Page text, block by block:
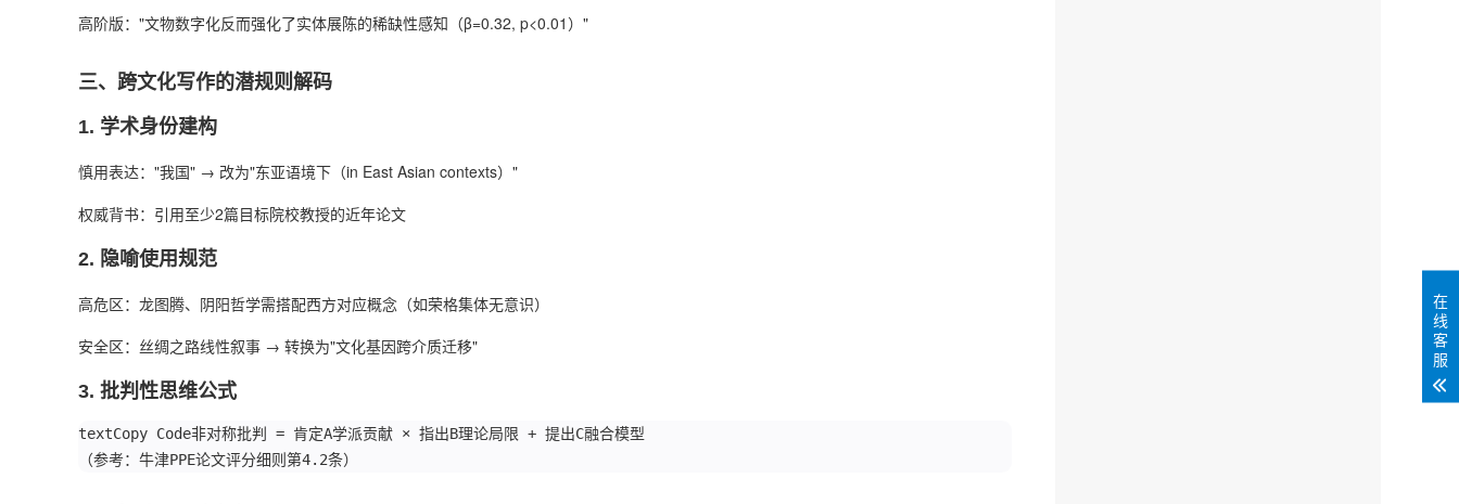
高阶版："文物数字化反而强化了实体展陈的稀缺性感知（β=0.32, p<0.01）"
三、跨文化写作的潜规则解码
1. ‌ 学术身份建构
慎用表达："我国" → 改为"东亚语境下（in East Asian contexts）"
权威背书：引用至少2篇目标院校教授的近年论文
2. ‌ 隐喻使用规范
高危区：龙图腾、阴阳哲学需搭配西方对应概念（如荣格集体无意识）
安全区：丝绸之路线性叙事 → 转换为"文化基因跨介质迁移"
3. ‌ 批判性思维公式
textCopy Code非对称批判 = 肯定A学派贡献 × 指出B理论局限 + 提出C融合模型
（参考：牛津PPE论文评分细则第4.2条）
在
线
客
服